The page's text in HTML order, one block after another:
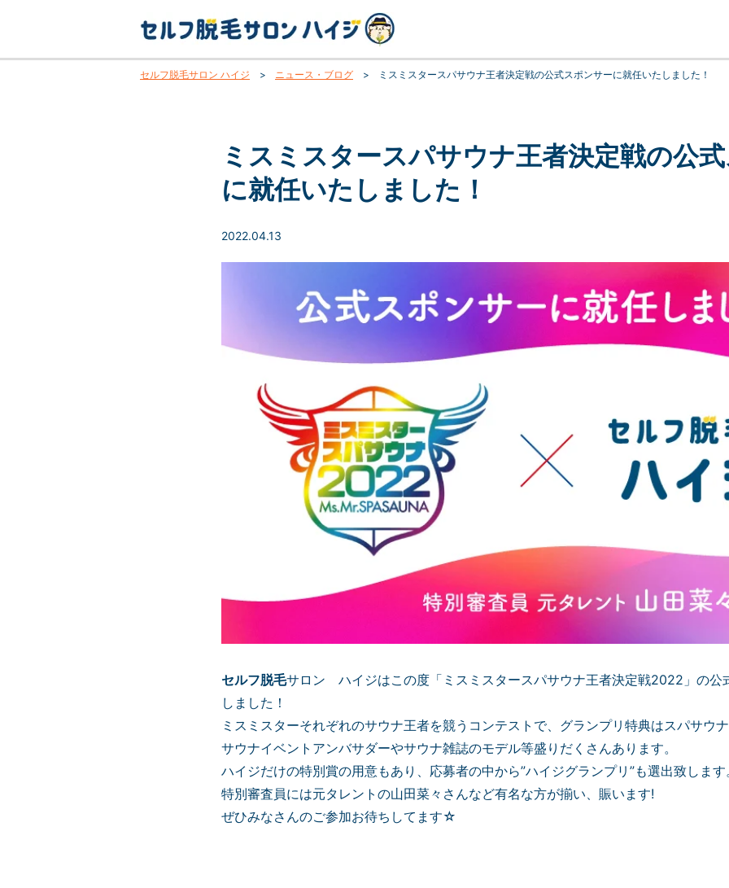
セルフ脱毛サロン ハイジ > ニュース・ブログ > ミスミスタースパサウナ王者決定戦の公式スポンサーに就任いたしました！
ミスミスタースパサウナ王者決定戦の公
に就任いたしました！
2022.04.13
セルフ脱毛サロン ハイジはこの度「ミスミスタースパサウナ王者決定戦2022」の公
しました！
ミスミスターそれぞれのサウナ王者を競うコンテストで、グランプリ特典はスパサウ
サウナイベントアンバサダーやサウナ雑誌のモデル等盛りだくさんあります。
ハイジだけの特別賞の用意もあり、応募者の中から”ハイジグランプリ”も選出致します
特別審査員には元タレントの山田菜々さんなど有名な方が揃い、賑います!
ぜひみなさんのご参加お待ちしてます☆